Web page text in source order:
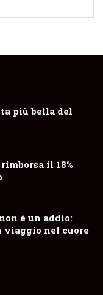
più bella del
il 18%
è un addio:
viaggio nel cuore